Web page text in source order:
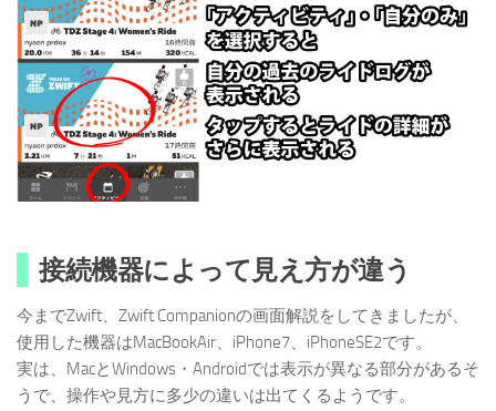
接続機器によって見え方が違う
今までZwift、Zwift Companionの画面解説をしてきましたが、
使用した機器はMacBookAir、iPhone7、iPhoneSE2です。
実は、MacとWindows・Androidでは表示が異なる部分があるそ
うで、操作や見方に多少の違いは出てくるようです。